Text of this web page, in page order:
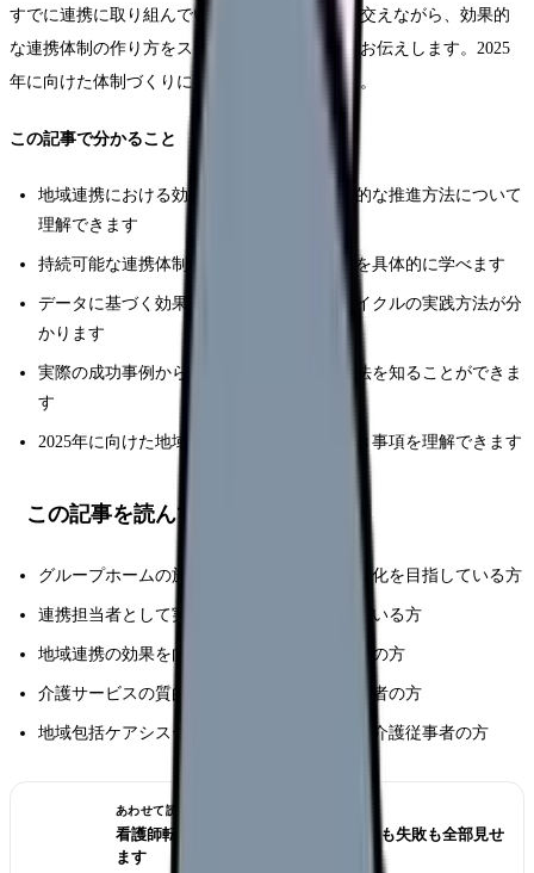
すでに連携に取り組んでいる施設の成功事例も交えながら、効果的
な連携体制の作り方をステップバイステップでお伝えします。2025
年に向けた体制づくりに、ぜひご活用ください。
この記事で分かること
地域連携における効果的な戦略立案と実践的な推進方法について
理解できます
持続可能な連携体制の構築手順とポイントを具体的に学べます
データに基づく効果測定と継続的な改善サイクルの実践方法が分
かります
実際の成功事例から具体的なアプローチ方法を知ることができま
す
2025年に向けた地域連携の展望と準備すべき事項を理解できます
この記事を読んでほしい人
グループホームの施設長として連携体制の強化を目指している方
連携担当者として実践的な推進方法を探している方
地域連携の効果を向上させたい介護施設職員の方
介護サービスの質的向上に取り組む運営管理者の方
地域包括ケアシステムの構築に関わる医療・介護従事者の方
あわせて読みたい
看護師転職のリアル体験談12選｜成功も失敗も全部見せ
ます